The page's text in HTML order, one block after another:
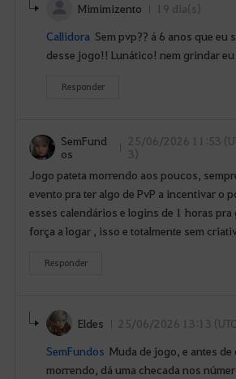
n
a
d
i
?
Mimimizento 19 dia(s)
Callidora Sem pvp?? á 6 anos que eu
desse jogo!! Lunático! nem grindar
Responder
SemFund
os
25/06/2026 11:53
3)
Jogo pateta morrendo aos poucos,
evento pra ter algo de PvP a incentivar o
esses calendários e logins de 1 horas pra
força a logar , isso e totalmente sem
Responder
Eldes 25/06/2026 13:13
SemFundos Muda de jogo, e antes de
morrendo, dá uma checada nos